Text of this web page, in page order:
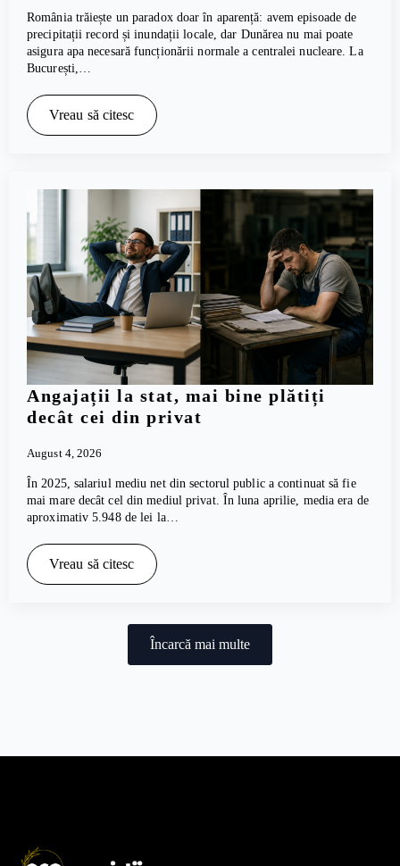
România trăiește un paradox doar în aparență: avem episoade de
precipitații record și inundații locale, dar Dunărea nu mai poate
asigura apa necesară funcționării normale a centralei nucleare. La
București,…
Vreau să citesc
Angajații la stat, mai bine plătiți
decât cei din privat
August 4, 2026
În 2025, salariul mediu net din sectorul public a continuat să fie
mai mare decât cel din mediul privat. În luna aprilie, media era de
aproximativ 5.948 de lei la…
Vreau să citesc
Încarcă mai multe